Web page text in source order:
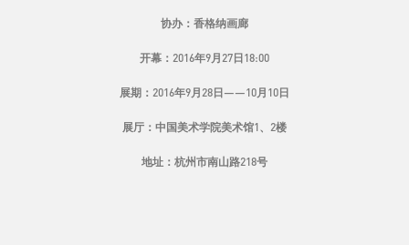
协办：香格纳画廊
开幕：2016年9月27日18:00
展期：2016年9月28日——10月10日
展厅：中国美术学院美术馆1、2楼
地址：杭州市南山路218号